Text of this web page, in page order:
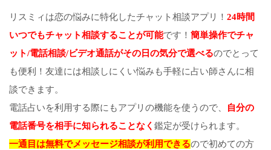
リスミィは恋の悩みに特化したチャット相談アプリ！ 24時間
いつでもチャット相談することが可能です！ 簡単操作でチャ
ット/電話相談/ビデオ通話がその日の気分で選べるのでとって
も便利！友達には相談しにくい悩みも手軽に占い師さんに相
談できます。
電話占いを利用する際にもアプリの機能を使うので、
自分の
電話番号を相手に知られることなく 鑑定が受けられます。
一通目は無料でメッセージ相談が利用できるので初めての方